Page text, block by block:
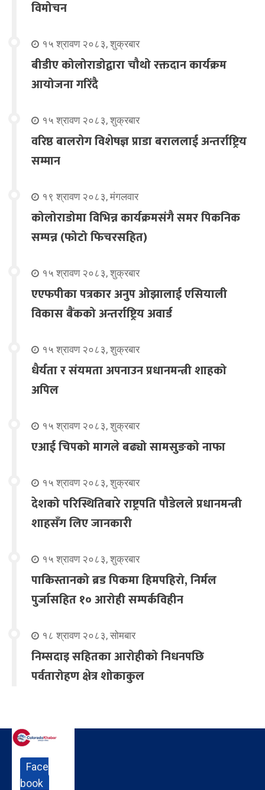
विमोचन
१५ श्रावण २०८३, शुक्रबार
बीडीए कोलोराडोद्वारा चौथो रक्तदान कार्यक्रम
आयोजना गरिंदै
१५ श्रावण २०८३, शुक्रबार
वरिष्ठ बालरोग विशेषज्ञ प्राडा बराललाई अन्तर्राष्ट्रिय
सम्मान
१९ श्रावण २०८३, मंगलवार
कोलोराडोमा विभिन्न कार्यक्रमसंगै समर पिकनिक
सम्पन्न (फोटो फिचरसहित)
१५ श्रावण २०८३, शुक्रबार
एएफपीका पत्रकार अनुप ओझालाई एसियाली
विकास बैंकको अन्तर्राष्ट्रिय अवार्ड
१५ श्रावण २०८३, शुक्रबार
धैर्यता र संयमता अपनाउन प्रधानमन्त्री शाहको
अपिल
१५ श्रावण २०८३, शुक्रबार
एआई चिपको मागले बढ्यो सामसुङको नाफा
१५ श्रावण २०८३, शुक्रबार
देशको परिस्थितिबारे राष्ट्रपति पौडेलले प्रधानमन्त्री
शाहसँग लिए जानकारी
१५ श्रावण २०८३, शुक्रबार
पाकिस्तानको ब्रड पिकमा हिमपहिरो, निर्मल
पुर्जासहित १० आरोही सम्पर्कविहीन
१८ श्रावण २०८३, सोमबार
निम्सदाइ सहितका आरोहीको निधनपछि
पर्वतारोहण क्षेत्र शोकाकुल
Face
book